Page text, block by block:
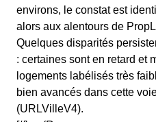
environs, le constat est
alors aux alentours de
Quelques disparités
: certaines sont en retard et
logements labélisés très
bien avancés dans cette
(URLVilleV4).